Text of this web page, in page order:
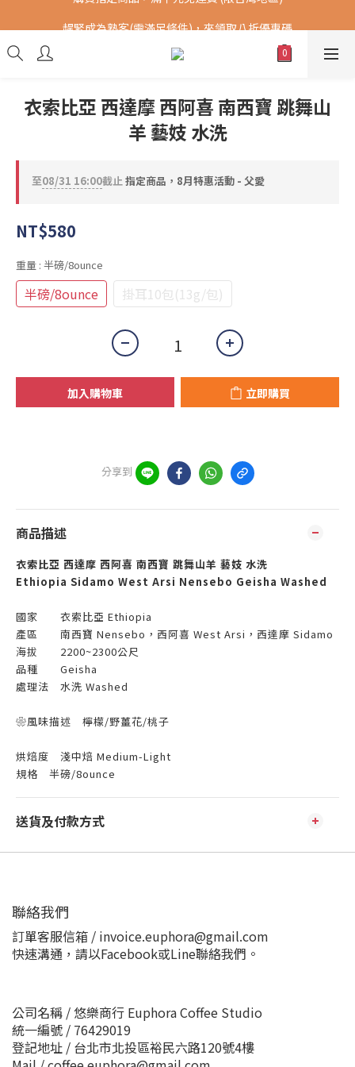
趕緊成為熟客(需滿足條件)，來領取八折優惠碼
提供港澳中地區順豐快遞 SF Express，全球DHL配送。(運費另計)
衣索比亞 西達摩 西阿喜 南西寶 跳舞山
羊 藝妓 水洗
至08/31 16:00截止指定商品，8月特惠活動 - 父愛
NT$580
重量 : 半磅/8ounce
半磅/8ounce 掛耳10包(13g/包)
加入購物車 立即購買
分享到
商品描述
衣索比亞 西達摩 西阿喜 南西寶 跳舞山羊 藝妓 水洗
Ethiopia Sidamo West Arsi Nensebo Geisha Washed
國家 衣索比亞 Ethiopia
產區 南西寶 Nensebo，西阿喜 West Arsi，西達摩 Sidamo
海拔 2200~2300公尺
品種 Geisha
處理法 水洗 Washed
❀風味描述 檸檬/野薑花/桃子
烘焙度 淺中焙 Medium-Light
規格 半磅/8ounce
送貨及付款方式
聯絡我們
訂單客服信箱 / invoice.euphora@gmail.com
快速溝通，請以Facebook或Line聯絡我們。
公司名稱 / 悠樂商行 Euphora Coffee Studio
統一編號 / 76429019
登記地址 / 台北市北投區裕民六路120號4樓